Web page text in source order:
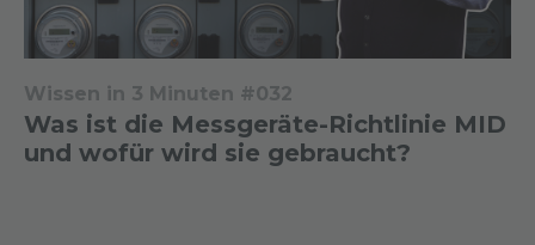
Wissen in 3 Minuten #032
Was ist die Messgeräte-Richtlinie MID
und wofür wird sie gebraucht?